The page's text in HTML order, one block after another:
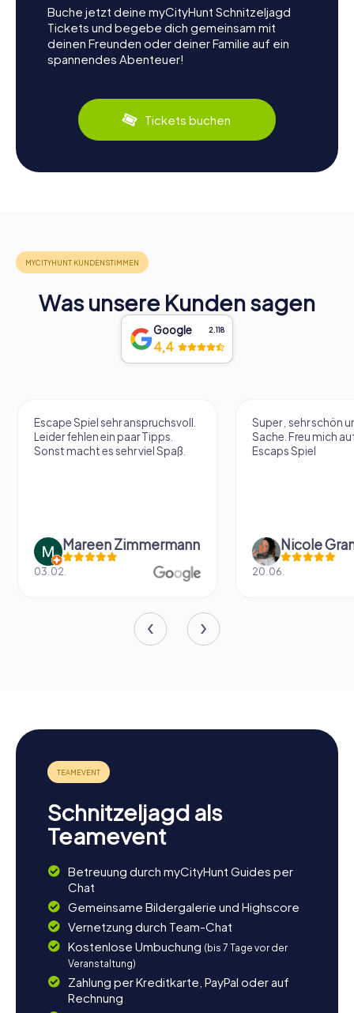
Buche jetzt deine myCityHunt Schnitzeljagd
Tickets und begebe dich gemeinsam mit
deinen Freunden oder deiner Familie auf ein
spannendes Abenteuer!
Tickets buchen
Was unsere Kunden sagen
Google 2.118
4,4
Escape Spiel sehr anspruchsvoll.
Leider fehlen ein paar Tipps.
Sonst macht es sehr viel Spaß.
Mareen Zimmermann
03.02.
Super , sehr schön
Sache. Freu mich
Escaps Spiel
Nicole
20.06.
Schnitzeljagd als
Teamevent
Betreuung durch myCityHunt Guides per
Chat
Gemeinsame Bildergalerie und Highscore
Vernetzung durch Team-Chat
Kostenlose Umbuchung (bis 7 Tage vor der
Veranstaltung)
Zahlung per Kreditkarte, PayPal oder auf
Rechnung